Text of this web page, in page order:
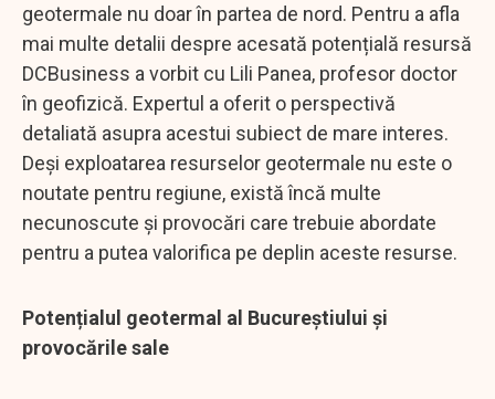
geotermale nu doar în partea de nord. Pentru a afla
mai multe detalii despre acesată potențială resursă
DCBusiness a vorbit cu Lili Panea, profesor doctor
în geofizică. Expertul a oferit o perspectivă
detaliată asupra acestui subiect de mare interes.
Deși exploatarea resurselor geotermale nu este o
noutate pentru regiune, există încă multe
necunoscute și provocări care trebuie abordate
pentru a putea valorifica pe deplin aceste resurse.
Potențialul geotermal al Bucureștiului și
provocările sale